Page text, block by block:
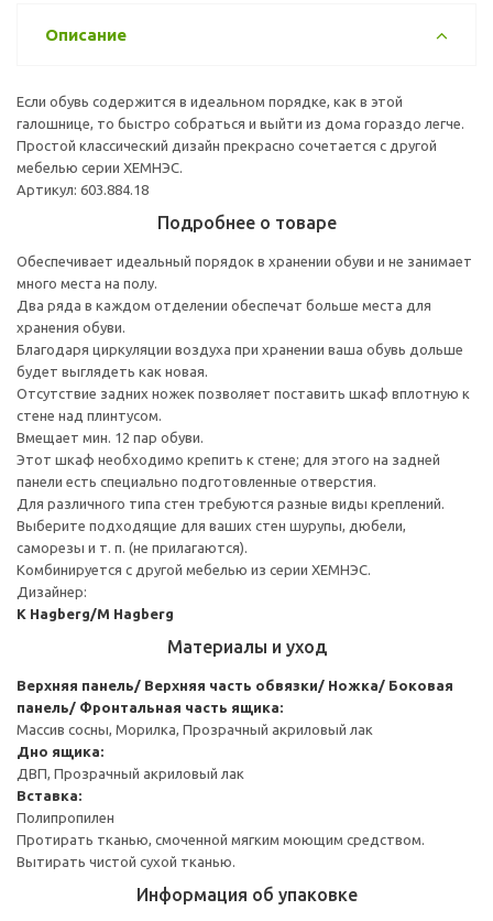
Описание
Если обувь содержится в идеальном порядке, как в этой
галошнице, то быстро собраться и выйти из дома гораздо легче.
Простой классический дизайн прекрасно сочетается с другой
мебелью серии ХЕМНЭС.
Артикул: 603.884.18
Подробнее о товаре
Обеспечивает идеальный порядок в хранении обуви и не занимает
много места на полу.
Два ряда в каждом отделении обеспечат больше места для
хранения обуви.
Благодаря циркуляции воздуха при хранении ваша обувь дольше
будет выглядеть как новая.
Отсутствие задних ножек позволяет поставить шкаф вплотную к
стене над плинтусом.
Вмещает мин. 12 пар обуви.
Этот шкаф необходимо крепить к стене; для этого на задней
панели есть специально подготовленные отверстия.
Для различного типа стен требуются разные виды креплений.
Выберите подходящие для ваших стен шурупы, дюбели,
саморезы и т. п. (не прилагаются).
Комбинируется с другой мебелью из серии ХЕМНЭС.
Дизайнер:
K Hagberg/M Hagberg
Материалы и уход
Верхняя панель/ Верхняя часть обвязки/ Ножка/ Боковая
панель/ Фронтальная часть ящика:
Массив сосны, Морилка, Прозрачный акриловый лак
Дно ящика:
ДВП, Прозрачный акриловый лак
Вставка:
Полипропилен
Протирать тканью, смоченной мягким моющим средством.
Вытирать чистой сухой тканью.
Информация об упаковке